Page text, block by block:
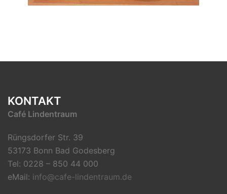
KONTAKT
Café Lindentraum
Rüngsdorfer Str. 39
53173 Bonn Bad Godesberg
Tel: 0228 – 850 44 000
eMail: info@cafe-lindentraum.de